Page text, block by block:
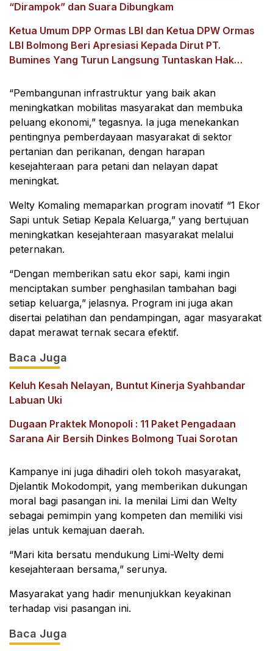
“Dirampok” dan Suara Dibungkam
Ketua Umum DPP Ormas LBI dan Ketua DPW Ormas
LBI Bolmong Beri Apresiasi Kepada Dirut PT.
Bumines Yang Turun Langsung Tuntaskan Hak
“Pembangunan infrastruktur yang baik akan
meningkatkan mobilitas masyarakat dan membuka
peluang ekonomi,” tegasnya. Ia juga menekankan
pentingnya pemberdayaan masyarakat di sektor
pertanian dan perikanan, dengan harapan
kesejahteraan para petani dan nelayan dapat
meningkat.
Welty Komaling memaparkan program inovatif “1 Ekor
Sapi untuk Setiap Kepala Keluarga,” yang bertujuan
meningkatkan kesejahteraan masyarakat melalui
peternakan.
“Dengan memberikan satu ekor sapi, kami ingin
menciptakan sumber penghasilan tambahan bagi
setiap keluarga,” jelasnya. Program ini juga akan
disertai pelatihan dan pendampingan, agar masyarakat
dapat merawat ternak secara efektif.
Baca Juga
Keluh Kesah Nelayan, Buntut Kinerja Syahbandar
Labuan Uki
Dugaan Praktek Monopoli : 11 Paket Pengadaan
Sarana Air Bersih Dinkes Bolmong Tuai Sorotan
Kampanye ini juga dihadiri oleh tokoh masyarakat,
Djelantik Mokodompit, yang memberikan dukungan
moral bagi pasangan ini. Ia menilai Limi dan Welty
sebagai pemimpin yang kompeten dan memiliki visi
jelas untuk kemajuan daerah.
“Mari kita bersatu mendukung Limi-Welty demi
kesejahteraan bersama,” serunya.
Masyarakat yang hadir menunjukkan keyakinan
terhadap visi pasangan ini.
Baca Juga